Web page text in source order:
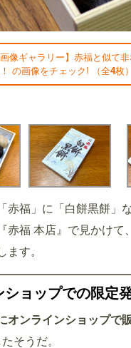
画像ギャラリー】赤福と似て
の画像をチェック! （全4枚）
赤福」に「白餅黒餅」
赤福 本店』で見かけ
ます。
ショップでの限定
オンラインショップで
たそうだ。